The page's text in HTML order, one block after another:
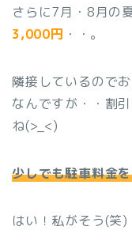
さらに7月・8月の
3,000円 ・・。
隣接しているので
なんですが・・割
ね(>_<)
少しでも駐車料金
はい！私がそう(笑)